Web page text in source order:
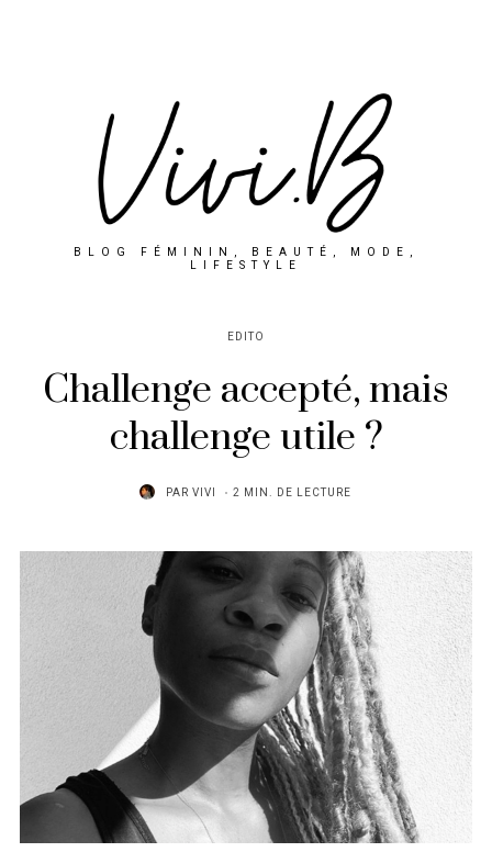
BLOG FÉMININ, BEAUTÉ, MODE,
LIFESTYLE
EDITO
Challenge accepté, mais
challenge utile ?
PAR VIVI 2 MIN. DE LECTURE